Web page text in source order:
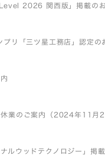
2026 関西版」掲載の
リ「三ツ星工務店」認定の
休業のご案内（2024年11月
ルウッドテクノロジー」掲